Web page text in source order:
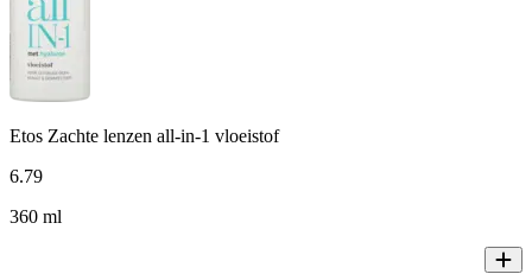
Etos Zachte lenzen all-in-1 vloeistof
6.79
360 ml